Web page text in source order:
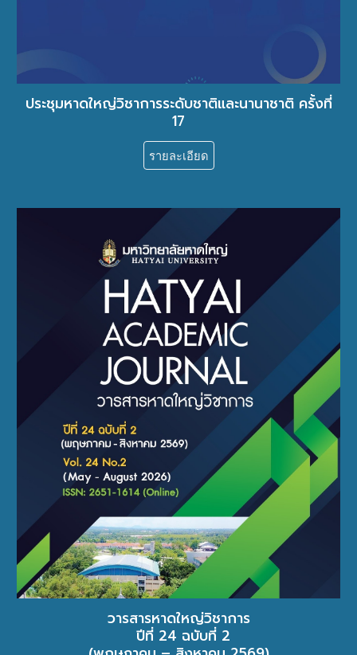
ประชุมหาดใหญ่วิชาการระดับชาติและนานาชาติ ครั้งที่
17
รายละเอียด
วารสารหาดใหญ่วิชาการ
ปีที่ 24 ฉบับที่ 2